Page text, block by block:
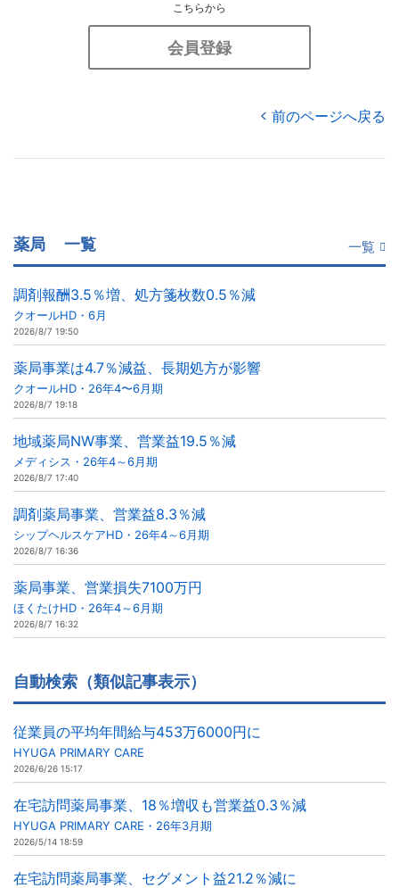
こちらから
会員登録
前のページへ戻る
薬局 一覧 一覧
調剤報酬3.5％増、処方箋枚数0.5％減
クオールHD・6月
2026/8/7 19:50
薬局事業は4.7％減益、長期処方が影響
クオールHD・26年4〜6月期
2026/8/7 19:18
地域薬局NW事業、営業益19.5％減
メディシス・26年4～6月期
2026/8/7 17:40
調剤薬局事業、営業益8.3％減
シップヘルスケアHD・26年4～6月期
2026/8/7 16:36
薬局事業、営業損失7100万円
ほくたけHD・26年4～6月期
2026/8/7 16:32
自動検索（類似記事表示）
従業員の平均年間給与453万6000円に
HYUGA PRIMARY CARE
2026/6/26 15:17
在宅訪問薬局事業、18％増収も営業益0.3％減
HYUGA PRIMARY CARE・26年3月期
2026/5/14 18:59
在宅訪問薬局事業、セグメント益21.2％減に